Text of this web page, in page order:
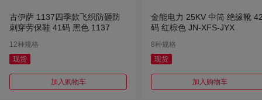
古伊萨 1137四季款飞织防砸防
刺穿劳保鞋 41码 黑色 1137
12种规格
现货
加入购物车
金能电力 25KV 中筒 绝缘靴
码 红棕色 JN-XFS-JYX
8种规格
现货
加入购物车